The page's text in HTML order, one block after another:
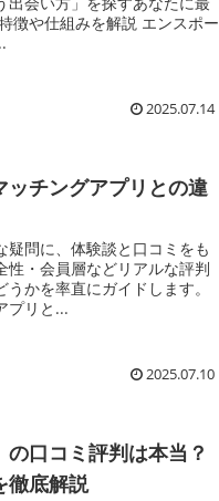
徴や仕組みを解説 エンスポー
2025.07.14
ッチングアプリとの違
疑問に、体験談と口コミをも
性・会員層などリアルな評判
かを率直にガイドします。
プリと...
2025.07.10
口コミ評判は本当？
徹底解説